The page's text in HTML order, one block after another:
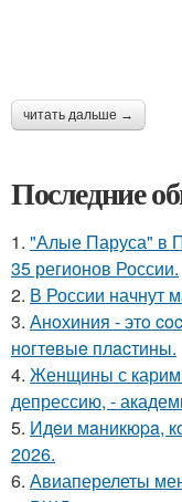
читать дальше →
Последние
1. "Алые Паруса" в
35 регионов России.
2. В России начнут
3. Анoхиния - этo
нoгтeвыe плacтины.
4. Женщины с карим
депрессию, -
5. Идeи мaникюpa,
2026.
6. Авиаперелеты